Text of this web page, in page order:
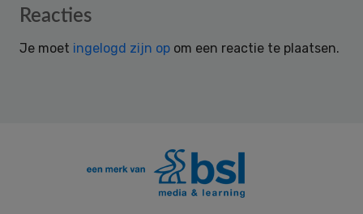
Reader
Reacties
Je moet ingelogd zijn op om een reactie te plaatsen.